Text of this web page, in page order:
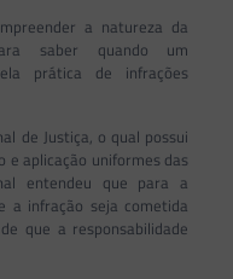
a natureza da
saber quando um
prática de infrações
de Justiça, o qual possui
aplicação uniformes das
entendeu que para a
a infração seja cometida
que a responsabilidade